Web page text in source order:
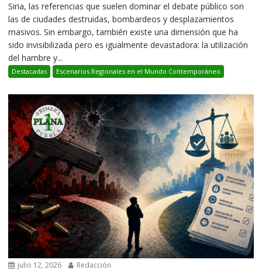
Siria, las referencias que suelen dominar el debate público son
las de ciudades destruidas, bombardeos y desplazamientos
masivos. Sin embargo, también existe una dimensión que ha
sido invisibilizada pero es igualmente devastadora: la utilización
del hambre y...
Destacadas Escenarios Regionales en el Mundo Contemporáneo
julio 12, 2026 Redacción